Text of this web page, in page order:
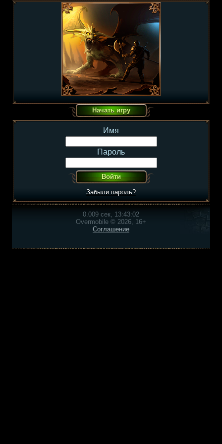
Имя
Пароль
Забыли пароль?
0.009 сек, 13:43:02
Overmobile © 2026, 16+
Соглашение